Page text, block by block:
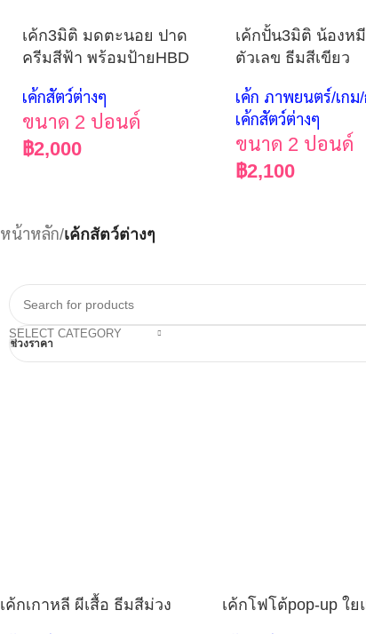
เค้ก3มิติ มดตะนอย ปาด
ครีมสีฟ้า พร้อมป้ายHBD
เค้กสัตว์ต่างๆ
ขนาด 2 ปอนด์
฿2,000
เค้กปั้น3มิติ น้องห
ตัวเลข ธีมสีเขียว
เค้ก ภาพยนตร์/เกม
เค้กสัตว์ต่างๆ
ขนาด 2 ปอนด์
฿2,100
หน้าหลัก/เค้กสัตว์ต่างๆ
SELECT CATEGORY
ช่วงราคา
เค้กเกาหลี ผีเสื้อ ธีมสีม่วง เค้กโฟโต้pop-up ใ